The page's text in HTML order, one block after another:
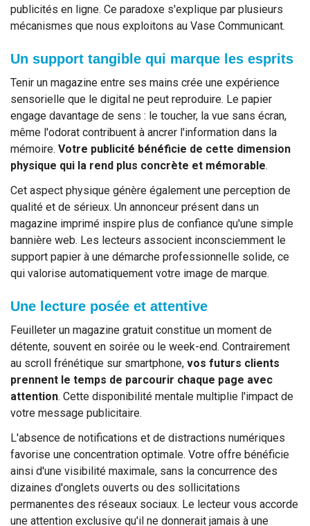
publicités en ligne. Ce paradoxe s'explique par plusieurs
mécanismes que nous exploitons au Vase Communicant.
Un support tangible qui marque les esprits
Tenir un magazine entre ses mains crée une expérience
sensorielle que le digital ne peut reproduire. Le papier
engage davantage de sens : le toucher, la vue sans écran,
même l'odorat contribuent à ancrer l'information dans la
mémoire. Votre publicité bénéficie de cette dimension
physique qui la rend plus concrète et mémorable.
Cet aspect physique génère également une perception de
qualité et de sérieux. Un annonceur présent dans un
magazine imprimé inspire plus de confiance qu'une simple
bannière web. Les lecteurs associent inconsciemment le
support papier à une démarche professionnelle solide, ce
qui valorise automatiquement votre image de marque.
Une lecture posée et attentive
Feuilleter un magazine gratuit constitue un moment de
détente, souvent en soirée ou le week-end. Contrairement
au scroll frénétique sur smartphone, vos futurs clients
prennent le temps de parcourir chaque page avec
attention. Cette disponibilité mentale multiplie l'impact de
votre message publicitaire.
L'absence de notifications et de distractions numériques
favorise une concentration optimale. Votre offre bénéficie
ainsi d'une visibilité maximale, sans la concurrence des
dizaines d'onglets ouverts ou des sollicitations
permanentes des réseaux sociaux. Le lecteur vous accorde
une attention exclusive qu'il ne donnerait jamais à une